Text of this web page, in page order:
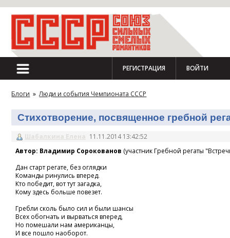
РЕГИСТРАЦИЯ ВОЙТИ
Блоги » Люди и события Чемпионата СССР
Стихотворение, посвященное гребной
Шабалкина Елена 11.11.2014 13:42:52
Автор: Владимир Сорокованов (участник Гребной регаты
Дан старт регате, без оглядки
Команды ринулись вперед.
Кто победит, вот тут загадка,
Кому здесь больше повезет.
Гребли сколь было сил и были шансы
Всех обогнать и вырваться вперед,
Но помешали нам американцы,
И все пошло наоборот.